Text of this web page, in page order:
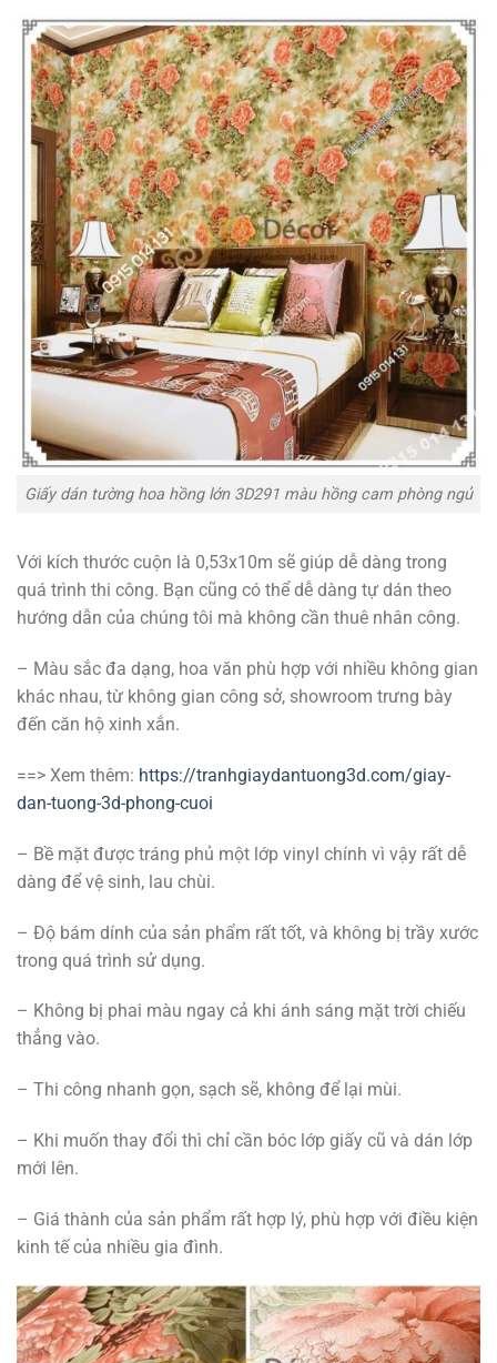
Giấy dán tường hoa hồng lớn 3D291 màu hồng cam phòng ngủ
Với kích thước cuộn là 0,53x10m sẽ giúp dễ dàng trong
quá trình thi công. Bạn cũng có thể dễ dàng tự dán theo
hướng dẫn của chúng tôi mà không cần thuê nhân công.
– Màu sắc đa dạng, hoa văn phù hợp với nhiều không gian
khác nhau, từ không gian công sở, showroom trưng bày
đến căn hộ xinh xắn.
==> Xem thêm: https://tranhgiaydantuong3d.com/giay-
dan-tuong-3d-phong-cuoi
– Bề mặt được tráng phủ một lớp vinyl chính vì vậy rất dễ
dàng để vệ sinh, lau chùi.
– Độ bám dính của sản phẩm rất tốt, và không bị trầy xước
trong quá trình sử dụng.
– Không bị phai màu ngay cả khi ánh sáng mặt trời chiếu
thẳng vào.
– Thi công nhanh gọn, sạch sẽ, không để lại mùi.
– Khi muốn thay đổi thì chỉ cần bóc lớp giấy cũ và dán lớp
mới lên.
– Giá thành của sản phẩm rất hợp lý, phù hợp với điều kiện
kinh tế của nhiều gia đình.